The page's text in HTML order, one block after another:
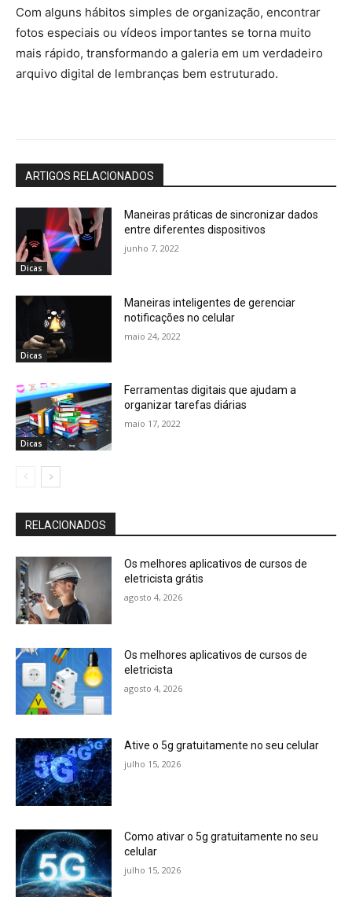
Com alguns hábitos simples de organização, encontrar
fotos especiais ou vídeos importantes se torna muito
mais rápido, transformando a galeria em um verdadeiro
arquivo digital de lembranças bem estruturado.
ARTIGOS RELACIONADOS
Dicas
Maneiras práticas de sincronizar dados
entre diferentes dispositivos
junho 7, 2022
Dicas
Maneiras inteligentes de gerenciar
notificações no celular
maio 24, 2022
Dicas
Ferramentas digitais que ajudam a
organizar tarefas diárias
maio 17, 2022
RELACIONADOS
Os melhores aplicativos de cursos de
eletricista grátis
agosto 4, 2026
Os melhores aplicativos de cursos de
eletricista
agosto 4, 2026
Ative o 5g gratuitamente no seu celular
julho 15, 2026
Como ativar o 5g gratuitamente no seu
celular
julho 15, 2026